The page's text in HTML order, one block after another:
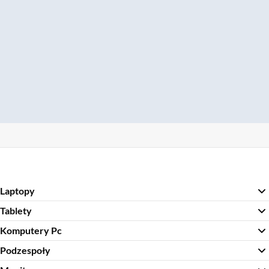
Laptopy
Tablety
Komputery Pc
Podzespoły